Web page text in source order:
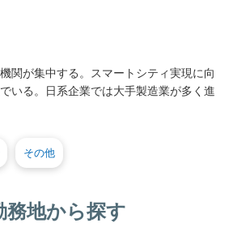
関が集中する。スマートシティ実現に向
いる。日系企業では大手製造業が多く進
その他
務地から探す